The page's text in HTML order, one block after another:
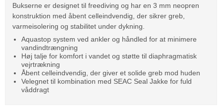
Bukserne er designet til freediving og har en 3 mm neopren
konstruktion med åbent celleindvendig, der sikrer greb,
varmeisolering og stabilitet under dykning.
Aquastop system ved ankler og håndled for at minimere
vandindtrængning
Høj talje for komfort i vandet og støtte til diaphragmatisk
vejrtrækning
Åbent celleindvendig, der giver et solide greb mod huden
Velegnet til kombination med SEAC Seal Jakke for fuld
våddragt